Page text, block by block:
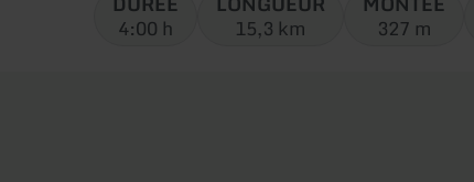
4:00 h
15,3 km
327 m